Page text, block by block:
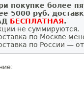
покупке более
5000 руб.
БЕСПЛАТНАЯ.
не суммируются.
по Москве
по России —